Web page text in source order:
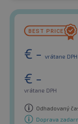
€ - vrátane DPH
€ -
vrátane DPH
Odhadovaný
Doprava